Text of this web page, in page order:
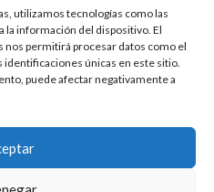
utilizamos tecnologías como las
la información del dispositivo. El
permitirá procesar datos como el
identificaciones únicas en este sitio.
puede afectar negativamente a